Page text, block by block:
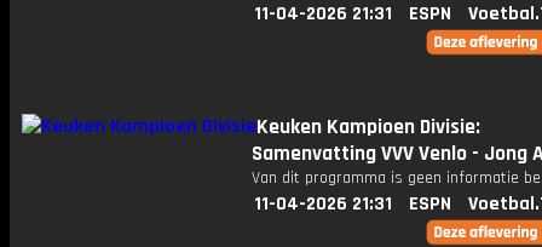
11-04-2026 21:31 ESPN
Keuken Kampioen Divisie:
Samenvatting VVV Venlo - Jong
Van dit programma is geen informatie
11-04-2026 21:31 ESPN